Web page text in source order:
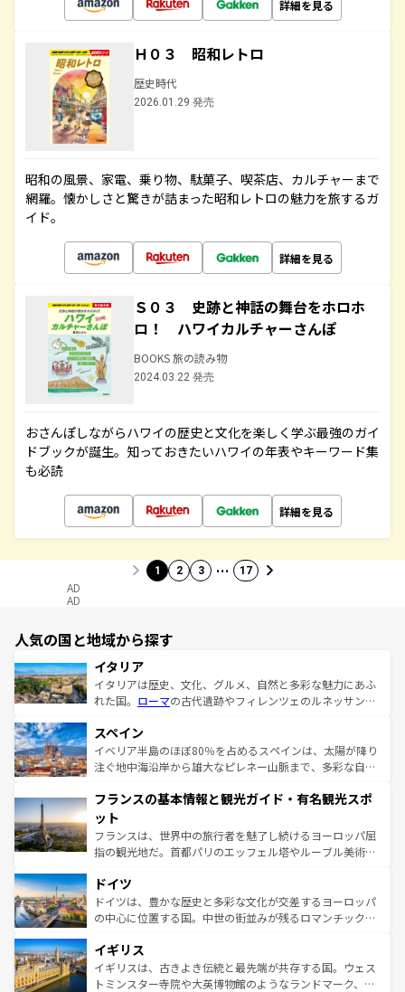
詳細を見る
Ｈ０３ 昭和レトロ
歴史時代
2026.01.29 発売
昭和の風景、家電、乗り物、駄菓子、喫茶店、カルチャーまで
網羅。懐かしさと驚きが詰まった昭和レトロの魅力を旅するガ
イド。
詳細を見る
Ｓ０３ 史跡と神話の舞台をホロホ
ロ！ ハワイカルチャーさんぽ
BOOKS 旅の読み物
2024.03.22 発売
おさんぽしながらハワイの歴史と文化を楽しく学ぶ最強のガイ
ドブックが誕生。知っておきたいハワイの年表やキーワード集
も必読
詳細を見る
1 2 3 … 17
AD
AD
人気の国と地域から探す
イタリア
イタリアは歴史、文化、グルメ、自然と多彩な魅力にあふ
れた国。 ローマの古代遺跡やフィレンツェのルネッサンス
ろん、トスカーナの美しい田園風景やアマルフィ海岸の絶
景など、自然景観も見逃せない。観光の合間には、本場の
ピザやパスタなど、絶品のイタリア料理を堪能することも
ませてくれるイタリアで、忘れられない旅をしてみよう！
なお、新着のイタリア情報は
しい。
スペイン
イベリア半島のほぼ80％を占めるスペインは、太陽が降り
注ぐ地中海沿岸から雄大なピレネー山脈まで、多彩な自然
文化が根付くこの国では、情熱的なフラメンコ、熱気あふ
れる闘牛、そして美味しいタパスが生活の一部となってい
る。首都マドリードの洗練された雰囲気や、バルセロナの
アートに溢れた街角から、地方では古代ローマ遺跡や中世
せる。地方によって風土や気候が異なるスペインはその個
性で訪れる人を魅了する。 なお、新着のスペイン情報は コ
ンテンツ一覧を参照してほしい。
フランスの基本情報と観光ガイド・有名観光スポ
ット
フランスは、世界中の旅行者を魅了し続けるヨーロッパ屈
指の観光地だ。首都パリのエッフェル塔やルーブル美術館
で、幅広い魅力が詰まっている。華麗な宮殿、歴史的な大
聖堂、美しいビーチ、そして豊かな自然が、訪れる者を心
から魅了する。また、フランスは美食の国としても知ら
いる。シャンパンの発祥地であるランス、プロヴァンスの
香り高いラベンダー畑など、多彩な楽しみ方が可能だ。さ
らに、パリ以外の地域にも魅力が溢れており、どの街角に
ドイツ
ドイツは、豊かな歴史と多彩な文化が交差するヨーロッパ
の中心に位置する国。中世の街並みが残るロマンチック街
顔を持つこの国は、どこを歩いても飽きることがない。ベ
ルリンの文化的活気、バイエルン州のアルプスの絶景、そ
してライン川沿いのワイン畑といった風景は必見。ビール
イギリス
イギリスは、古きよき伝統と最先端が共存する国。ウェス
トミンスター寺院や大英博物館のようなランドマーク、歴